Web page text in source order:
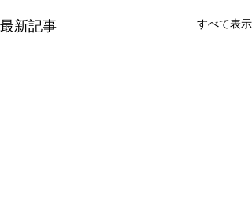
最新記事 すべて表示